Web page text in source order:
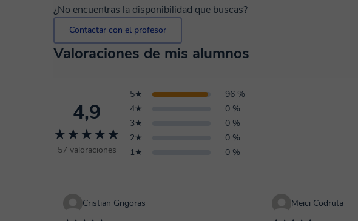
¿No encuentras la disponibilidad que buscas?
Contactar con el profesor
Valoraciones de mis alumnos
4,9
★★★★★
57 valoraciones
5★
96 %
4★
0 %
3★
0 %
2★
0 %
1★
0 %
Cristian Grigoras Meici Codruta